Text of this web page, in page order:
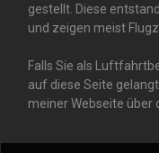
gestellt. Diese
und zeigen meist
Falls Sie als
auf diese Seite
meiner Webseite über